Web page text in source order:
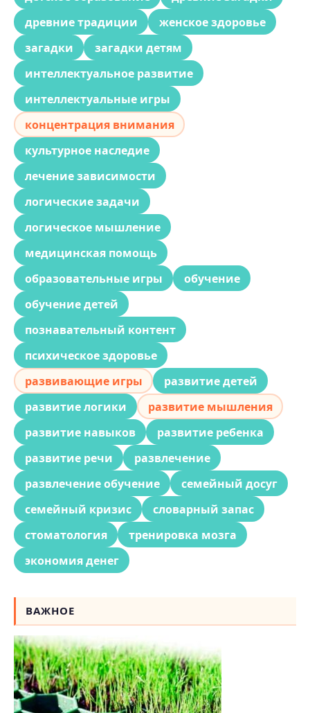
древние традиции
женское здоровье
загадки
загадки детям
интеллектуальное развитие
интеллектуальные игры
концентрация внимания
культурное наследие
лечение зависимости
логические задачи
логическое мышление
медицинская помощь
образовательные игры
обучение
обучение детей
познавательный контент
психическое здоровье
развивающие игры
развитие детей
развитие логики
развитие мышления
развитие навыков
развитие ребенка
развитие речи
развлечение
развлечение обучение
семейный досуг
семейный кризис
словарный запас
стоматология
тренировка мозга
экономия денег
ВАЖНОЕ